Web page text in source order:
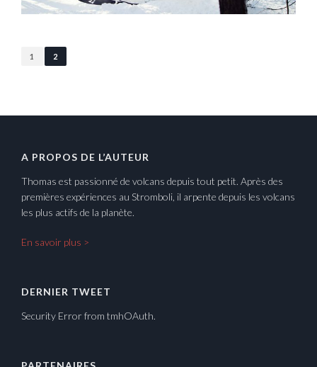
1 2
A PROPOS DE L’AUTEUR
Thomas est passionné de volcans depuis tout petit. Après des
premières expériences au Stromboli, il arpente depuis les volcans
les plus actifs de la planète.
En savoir plus >
DERNIER TWEET
Security Error from tmhOAuth.